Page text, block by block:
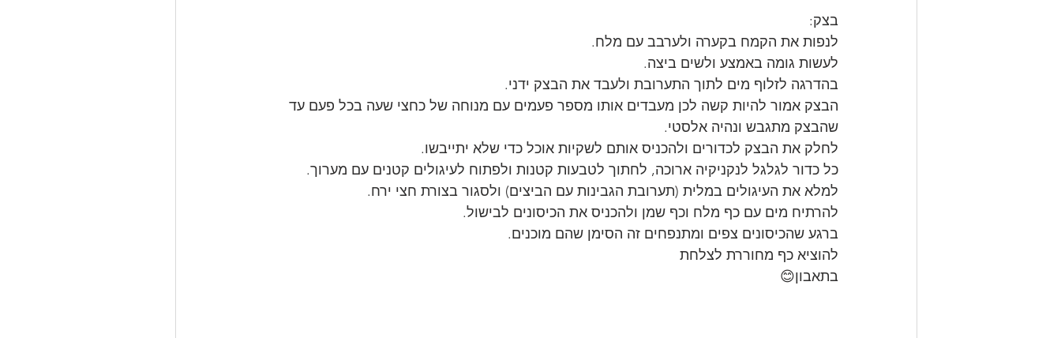
בצק:
לנפות את הקמח בקערה ולערבב עם מלח.
לעשות גומה באמצע ולשים ביצה.
בהדרגה לזלוף מים לתוך התערובת ולעבד את הבצק ידני.
הבצק אמור להיות קשה לכן מעבדים אותו מספר פעמים עם מנוחה של כחצי שעה בכל פעם עד
שהבצק מתגבש ונהיה אלסטי.
לחלק את הבצק לכדורים ולהכניס אותם לשקיות אוכל כדי שלא יתייבשו.
כל כדור לגלגל לנקניקיה ארוכה, לחתוך לטבעות קטנות ולפתוח לעיגולים קטנים עם מערוך.
למלא את העיגולים במלית (תערובת הגבינות עם הביצים) ולסגור בצורת חצי ירח.
להרתיח מים עם כף מלח וכף שמן ולהכניס את הכיסונים לבישול.
ברגע שהכיסונים צפים ומתנפחים זה הסימן שהם מוכנים.
להוציא כף מחוררת לצלחת
בתאבון😊